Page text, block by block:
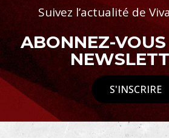
Suivez l’actualité de
ABONNEZ-
S'INSCRIRE